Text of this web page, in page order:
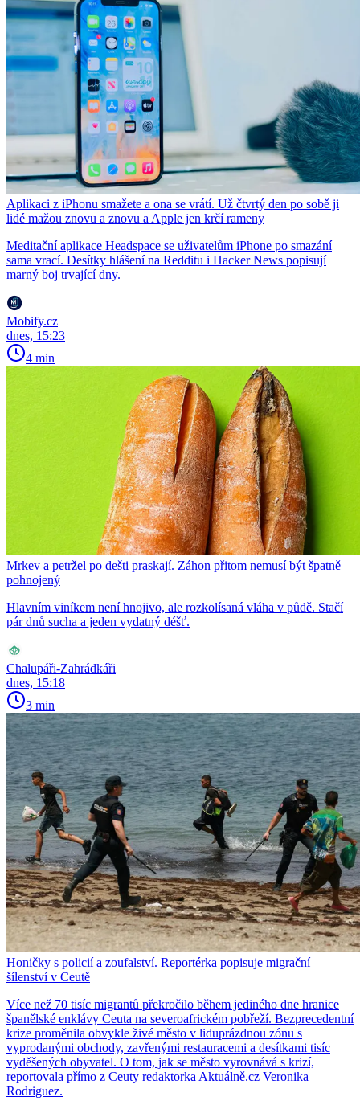
Aplikaci z iPhonu smažete a ona se vrátí. Už čtvrtý den po sobě ji
lidé mažou znovu a znovu a Apple jen krčí rameny
Meditační aplikace Headspace se uživatelům iPhone po smazání
sama vrací. Desítky hlášení na Redditu i Hacker News popisují
marný boj trvající dny.
Mobify.cz
dnes, 15:23
4 min
Mrkev a petržel po dešti praskají. Záhon přitom nemusí být špatně
pohnojený
Hlavním viníkem není hnojivo, ale rozkolísaná vláha v půdě. Stačí
pár dnů sucha a jeden vydatný déšť.
Chalupáři-Zahrádkáři
dnes, 15:18
3 min
Honičky s policií a zoufalství. Reportérka popisuje migrační
šílenství v Ceutě
Více než 70 tisíc migrantů překročilo během jediného dne hranice
španělské enklávy Ceuta na severoafrickém pobřeží. Bezprecedentní
krize proměnila obvykle živé město v liduprázdnou zónu s
vyprodanými obchody, zavřenými restauracemi a desítkami tisíc
vyděšených obyvatel. O tom, jak se město vyrovnává s krizí,
reportovala přímo z Ceuty redaktorka Aktuálně.cz Veronika
Rodriguez.